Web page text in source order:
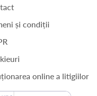
și condiții
online a litigiilor